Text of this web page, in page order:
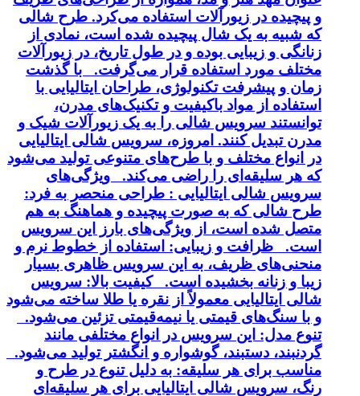
و پیچیده در زیورآلات استفاده می‌کرد. طرح شالی
که شبیه به یک شال پیچیده شده است، نمادی از
زنانگی و زیبایی بوده و در طول تاریخ، در زیورآلات
مختلف مورد استفاده قرار می‌گرفت. با گذشت
زمان و پیشرفت تکنولوژی، طراحان ایتالیایی با
استفاده از مواد باکیفیت و تکنیک‌های مدرن،
توانستند سرویس شالی را به یک زیورآلات شیک و
مدرن تبدیل کنند. امروزه، سرویس شالی ایتالیایی
در انواع مختلف و با طرح‌های متنوعی تولید می‌شود
که هر سلیقه‌ای را راضی می‌کند. ویژگی‌های
سرویس شالی ایتالیایی : طراحی منحصر به فرد:
طرح شالی که به صورت پیچیده و هماهنگ به هم
متصل شده است، از ویژگی‌های بارز این سرویس
است. ظرافت و زیبایی: استفاده از خطوط نرم و
منحنی‌های ظریف، به این سرویس ظاهری بسیار
زیبا و زنانه بخشیده است. کیفیت بالا: سرویس
شالی ایتالیایی معمولاً از نقره یا طلا ساخته می‌شود
و با سنگ‌های قیمتی یا نیمه‌قیمتی تزئین می‌شود.
تنوع مدل: این سرویس در انواع مختلفی مانند
گردنبند، دستبند، گوشواره و انگشتر تولید می‌شود.
مناسب برای هر سلیقه: به دلیل تنوع در طرح و
رنگ، سرویس شالی ایتالیایی برای هر سلیقه‌ای